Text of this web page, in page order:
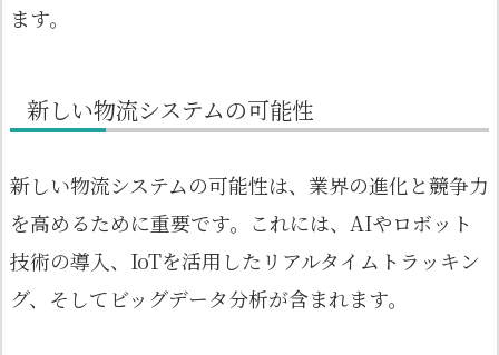
ます。
新しい物流システムの可能性
新しい物流システムの可能性は、業界の進化と競争力
を高めるために重要です。これには、AIやロボット
技術の導入、IoTを活用したリアルタイムトラッキン
グ、そしてビッグデータ分析が含まれます。